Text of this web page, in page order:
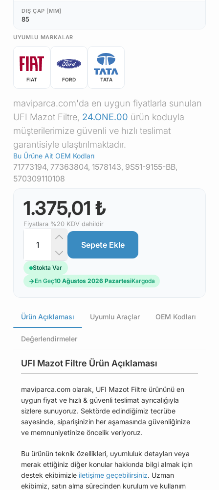
DIŞ ÇAP [MM]
85
UYUMLU MARKALAR
FIAT FORD TATA
maviparca.com'da en uygun fiyatlarla sunulan
UFI Mazot Filtre, 24.ONE.00 ürün koduyla
müşterilerimize güvenli ve hızlı teslimat
garantisiyle ulaştırılmaktadır.
Bu Ürüne Ait OEM Kodları
71773194, 77363804, 1578143, 9S51-9155-BB,
570309110108
1.375,01 ₺
Fiyatlara %20 KDV dahildir
Sepete Ekle
Stokta Var
En Geç10 Ağustos 2026 PazartesiKargoda
Ürün Açıklaması Uyumlu Araçlar OEM Kodları
Değerlendirmeler
UFI Mazot Filtre Ürün Açıklaması
maviparca.com olarak, UFI Mazot Filtre ürününü en
uygun fiyat ve hızlı & güvenli teslimat ayrıcalığıyla
sizlere sunuyoruz. Sektörde edindiğimiz tecrübe
sayesinde, siparişinizin her aşamasında güvenliğinize
ve memnuniyetinize öncelik veriyoruz.
Bu ürünün teknik özellikleri, uyumluluk detayları veya
merak ettiğiniz diğer konular hakkında bilgi almak için
destek ekibimizle iletişime geçebilirsiniz. Uzman
ekibimiz, satın alma sürecinden kurulum ve kullanım